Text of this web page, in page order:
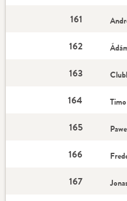
161
162
163
164
165
166
167